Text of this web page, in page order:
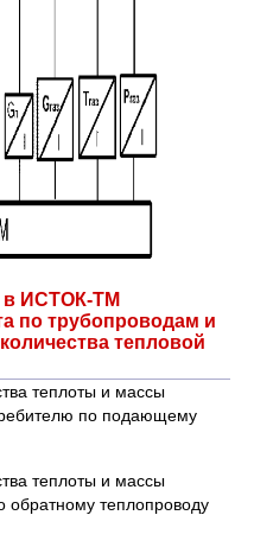
в ИСТОК-ТМ
по трубопроводам и
тепловой
теплоты и массы
по подающему
теплоты и массы
обратному теплопроводу